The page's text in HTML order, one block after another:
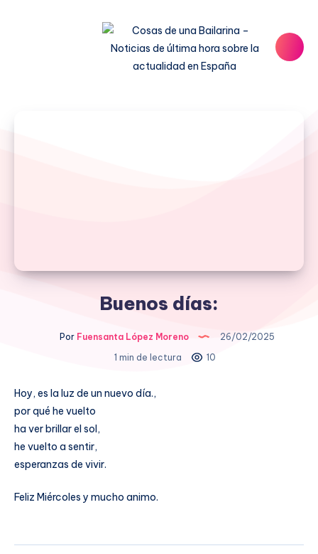
Buenos días:
Por Fuensanta López Moreno
26/02/2025
1 min de lectura
10
Hoy, es la luz de un nuevo día.,
por qué he vuelto
ha ver brillar el sol,
he vuelto a sentir,
esperanzas de vivir.
Feliz Miércoles y mucho animo.